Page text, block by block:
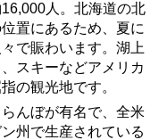
人。北海道の北
置にあるため、夏に
で賑わいます。湖上
スキーなどアメリカ
の観光地です。
んぼが有名で、全米
州で生産されている